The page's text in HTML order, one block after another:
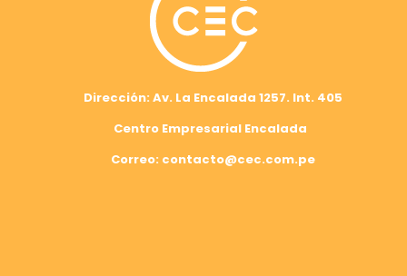
Dirección: Av. La Encalada 1257. Int. 405
Centro Empresarial Encalada
Correo: contacto@cec.com.pe